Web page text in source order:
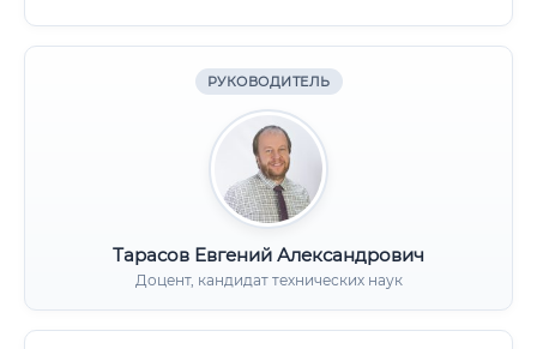
РУКОВОДИТЕЛЬ
Тарасов Евгений Александрович
Доцент, кандидат технических наук